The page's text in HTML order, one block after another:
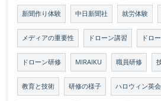
新聞作り体験 中日新聞社 就労体験
メディアの重要性 ドローン講習 ドロ
ドローン研修 MIRAIKU 職員研修
教育と技術 研修の様子 ハロウィン英